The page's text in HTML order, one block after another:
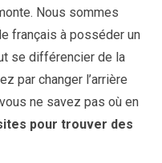
Nous sommes
français à posséder un
se différencier de la
par changer l’arrière
ne savez pas où en
pour trouver des